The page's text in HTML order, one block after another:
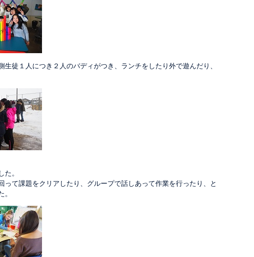
徒１人につき２人のバディがつき、ランチをしたり外で遊んだり、
。
て課題をクリアしたり、グループで話しあって作業を行ったり、と